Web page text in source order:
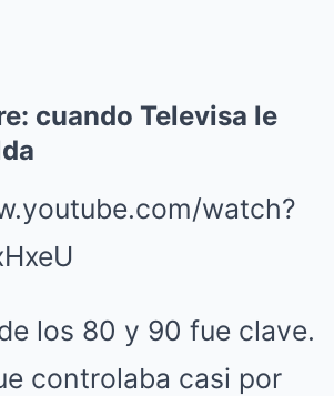
cuando Televisa le
watch?
los 80 y 90 fue clave.
controlaba casi por